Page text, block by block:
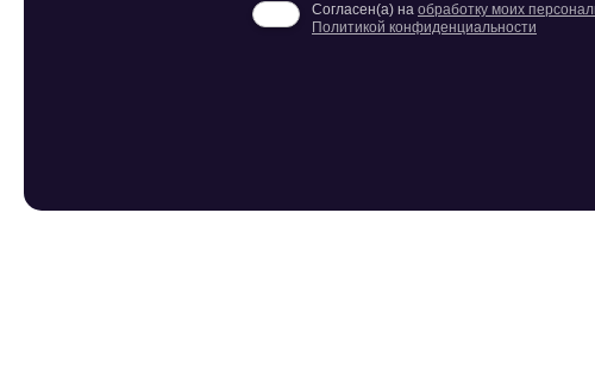
Согласен(а) на обработку моих
Политикой конфиденциальности